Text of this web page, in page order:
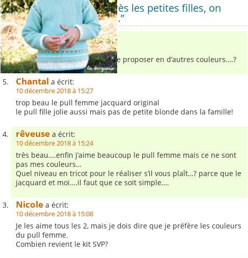
6 commentaires sur “Après les petites filles, on
tricote pour les grandes…”
rêveusea écrit:
10 décembre 2018 à 15:28
re moi….serait-il possible de le proposer en d’autres couleurs….?
Chantal a écrit:
10 décembre 2018 à 15:27
trop beau le pull femme jacquard original
le pull fille jolie aussi mais pas de petite blonde dans la famille!
rêveuse a écrit:
10 décembre 2018 à 15:24
très beau….enfin j’aime beaucoup le pull femme mais ce ne sont
pas mes couleurs…
Quel niveau en tricot pour le réaliser s’il vous plaît…? parce que le
jacquard et moi….il faut que ce soit simple….
Nicole a écrit:
10 décembre 2018 à 15:08
Je les aime tous les 2, mais je dois dire que je préfère les couleurs
du pull femme.
Combien revient le kit SVP?